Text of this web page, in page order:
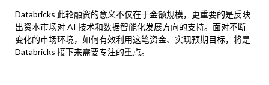
Databricks 此轮融资的意义不仅在于金额规模，更重要的是反映
出资本市场对 AI 技术和数据智能化发展方向的支持。面对不断
变化的市场环境，如何有效利用这笔资金、实现预期目标，将是
Databricks 接下来需要专注的重点。